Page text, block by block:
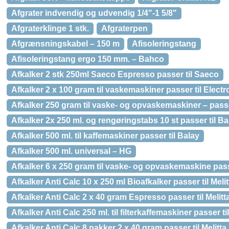
Afgrater indvendig og udvendig 1/4"-1 5/8"
Afgraterklinge 1 stk.
Afgraterpen
Afgrænsningskabel – 150 m
Afisoleringstang
Afisoleringstang ergo 150 mm. – Bahco
Afkalker 2 stk 250ml Saeco Espresso passer til Saeco
Afkalker 2 x 100 gram til vaskemaskiner passer til
Afkalker 250 gram til vaske- og opvaskemaskiner –
Afkalker 2x 250 ml. og rengøringstabs 10 st passer til
Afkalker 500 ml. til kaffemaskiner passer til Balay
Afkalker 500 ml. universal – HG
Afkalker 6 x 250 gram til vaske- og opvaskemaskine
Afkalker Anti Calc 10 x 250 ml Bioafkalker passer til
Afkalker Anti Calc 2 x 40 gram Espresso passer til
Afkalker Anti Calc 250 ml. til filterkaffemaskiner passer